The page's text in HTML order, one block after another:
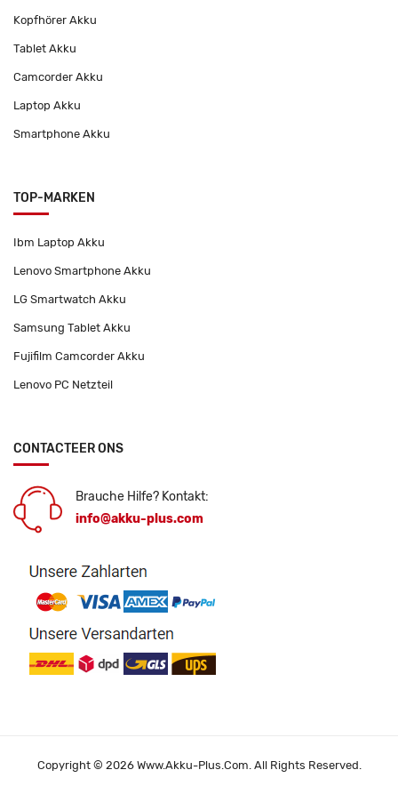
Kopfhörer Akku
Tablet Akku
Camcorder Akku
Laptop Akku
Smartphone Akku
TOP-MARKEN
Ibm Laptop Akku
Lenovo Smartphone Akku
LG Smartwatch Akku
Samsung Tablet Akku
Fujifilm Camcorder Akku
Lenovo PC Netzteil
CONTACTEER ONS
Brauche Hilfe? Kontakt:
info@akku-plus.com
Copyright © 2026 Www.akku-Plus.com. All Rights Reserved.